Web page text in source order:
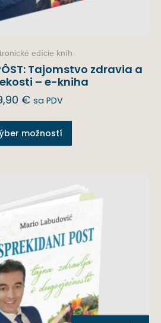
edície kníh
Tajomstvo zdravia a
– e-kniha
€ sa PDV
možností